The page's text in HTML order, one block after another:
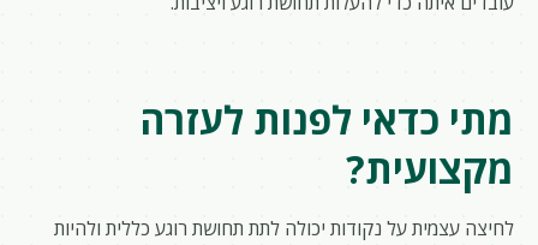
מתי כדאי לפנות לעזרה
מקצועית?
לחיצה עצמית על נקודות יכולה לתת תחושת רוגע כללית ולהיות